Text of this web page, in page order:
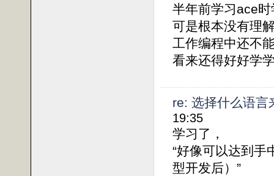
半年前学习ace
可是根本没有理
工作编程中还不
看来还得好好学
re: 选择什么语言
19:35
学习了，
“好像可以达到手
型开发后）”